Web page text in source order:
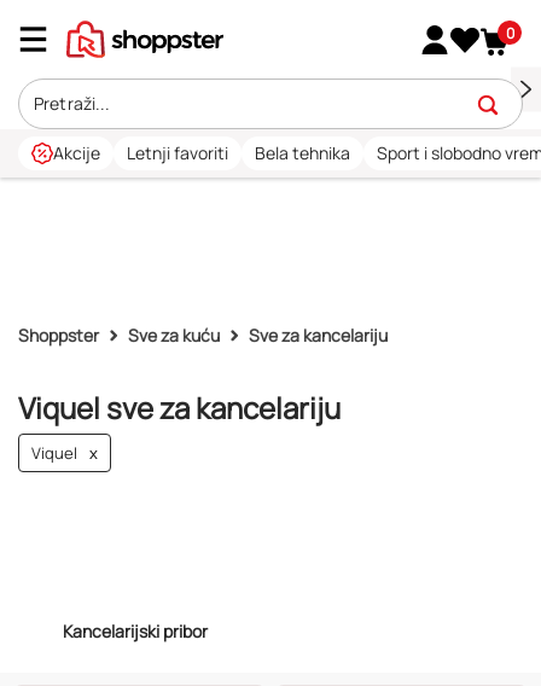
0
Akcije Letnji favoriti Bela tehnika Sport i slobodno
Shoppster Sve za kuću Sve za kancelariju
Viquel sve za kancelariju
Viquel x
Kancelarijski pribor